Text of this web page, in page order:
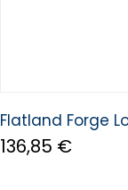
Flatland Forge
136,85 €